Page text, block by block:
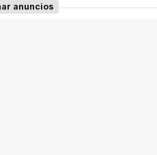
anuncios